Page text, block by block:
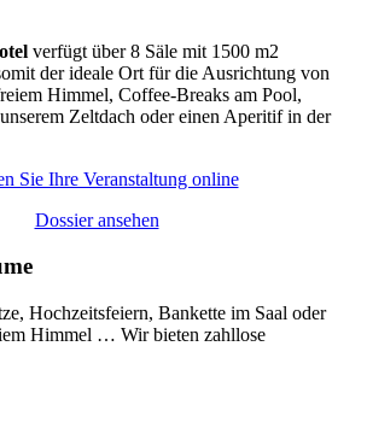
verfügt über 8 Säle mit 1500 m2
der ideale Ort für die Ausrichtung von
Himmel, Coffee-Breaks am Pool,
Zeltdach oder einen Aperitif in der
Sie Ihre Veranstaltung online
Dossier ansehen
Hochzeitsfeiern, Bankette im Saal oder
Himmel … Wir bieten zahllose